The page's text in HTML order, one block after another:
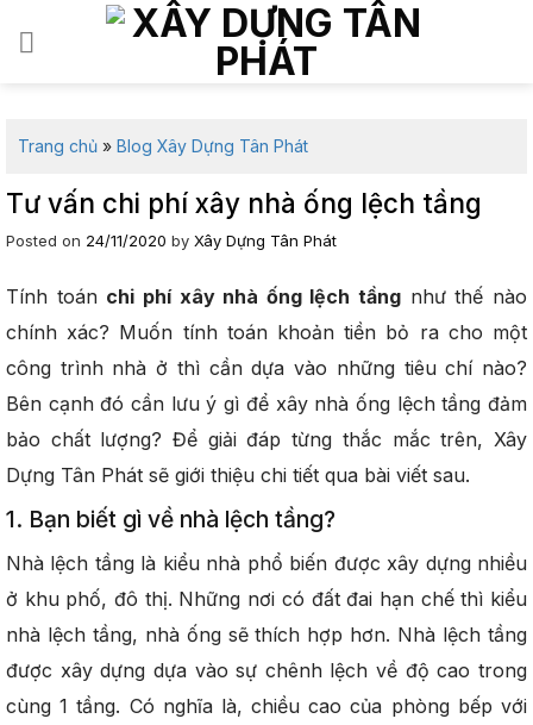
Trang chủ » Blog Xây Dựng Tân Phát
Tư vấn chi phí xây nhà ống lệch tầng
Posted on 24/11/2020 by Xây Dựng Tân Phát
Tính toán chi phí xây nhà ống lệch tầng như thế nào
chính xác? Muốn tính toán khoản tiền bỏ ra cho một
công trình nhà ở thì cần dựa vào những tiêu chí nào?
Bên cạnh đó cần lưu ý gì để xây nhà ống lệch tầng đảm
bảo chất lượng? Để giải đáp từng thắc mắc trên, Xây
Dựng Tân Phát sẽ giới thiệu chi tiết qua bài viết sau.
1. Bạn biết gì về nhà lệch tầng?
Nhà lệch tầng là kiểu nhà phổ biến được xây dựng nhiều
ở khu phố, đô thị. Những nơi có đất đai hạn chế thì kiểu
nhà lệch tầng, nhà ống sẽ thích hợp hơn. Nhà lệch tầng
được xây dựng dựa vào sự chênh lệch về độ cao trong
cùng 1 tầng. Có nghĩa là, chiều cao của phòng bếp với